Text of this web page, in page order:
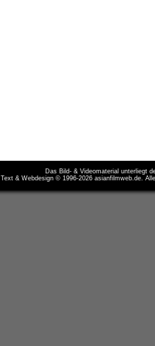
Das Bild- & Videomaterial unterliegt
Text & Webdesign © 1996-2026 asianfilmweb.de.